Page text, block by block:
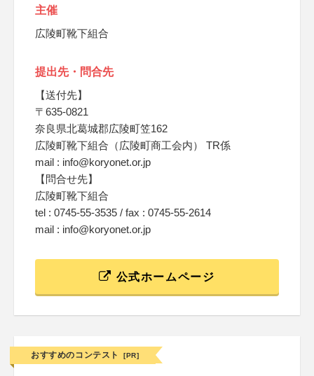
主催
広陵町靴下組合
提出先・問合先
【送付先】
〒635-0821
奈良県北葛城郡広陵町笠162
広陵町靴下組合（広陵町商工会内） TR係
mail : info@koryonet.or.jp
【問合せ先】
広陵町靴下組合
tel : 0745-55-3535 / fax : 0745-55-2614
mail : info@koryonet.or.jp
公式ホームページ
おすすめのコンテスト [PR]